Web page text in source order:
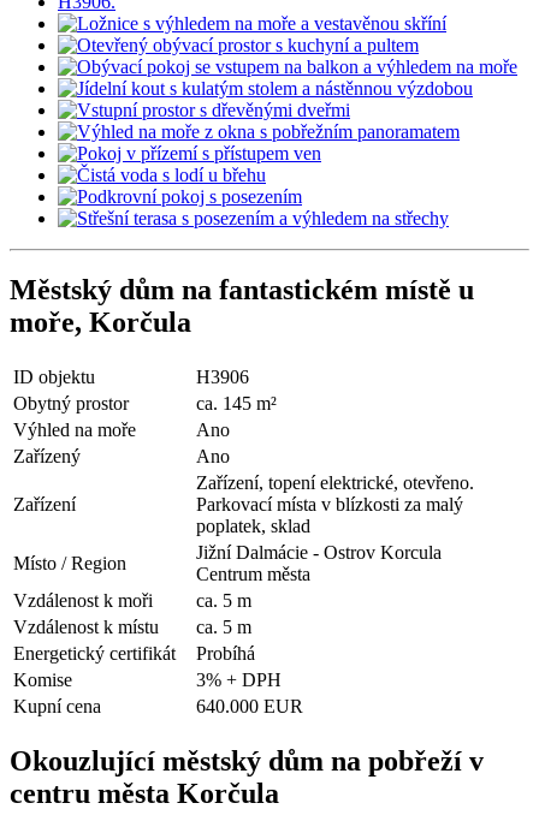
Městský dům na fantastickém místě u
moře, Korčula
ID objektu
H3906
Obytný prostor
ca. 145 m²
Výhled na moře
Ano
Zařízený
Ano
Zařízení
Zařízení, topení elektrické, otevřeno.
Parkovací místa v blízkosti za malý
poplatek, sklad
Místo / Region
Jižní Dalmácie - Ostrov Korcula
Centrum města
Vzdálenost k moři
ca. 5 m
Vzdálenost k místu
ca. 5 m
Energetický certifikát
Probíhá
Komise
3% + DPH
Kupní cena
640.000 EUR
Okouzlující městský dům na pobřeží v
centru města Korčula